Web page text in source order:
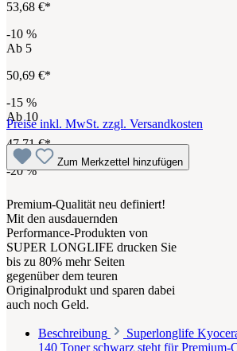
53,68 €*
-10 %
Ab 5
50,69 €*
-15 %
Ab10
47,71 €*
-20%
Preise inkl. MwSt. zzgl. Versandkosten
Zum Merkzettel hinzufügen
Premium-Qualität neu definiert!
Mit den ausdauernden
Performance-Produkten von
SUPER LONGLIFE drucken Sie
bis zu 80% mehr Seiten
gegenüber dem teuren
Originalprodukt und sparen dabei
auch noch Geld.
Beschreibung
Superlonglife
140 Toner schwarz steht für Premium-